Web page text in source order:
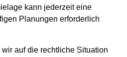
kann jederzeit eine
Planungen erforderlich
auf die rechtliche Situation